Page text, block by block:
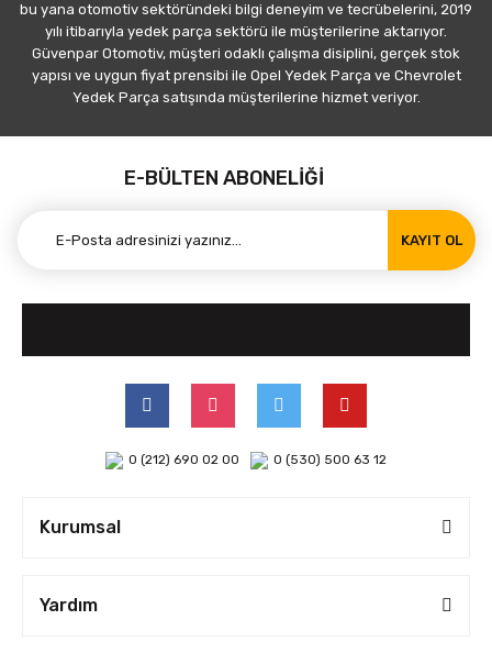
bu yana otomotiv sektöründeki bilgi deneyim ve tecrübelerini, 2019
yılı itibarıyla yedek parça sektörü ile müşterilerine aktarıyor.
Güvenpar Otomotiv, müşteri odaklı çalışma disiplini, gerçek stok
yapısı ve uygun fiyat prensibi ile Opel Yedek Parça ve Chevrolet
Yedek Parça satışında müşterilerine hizmet veriyor.
E-BÜLTEN ABONELİĞİ
KAYIT OL
0 (212) 690 02 00 0 (530) 500 63 12
Kurumsal
Yardım